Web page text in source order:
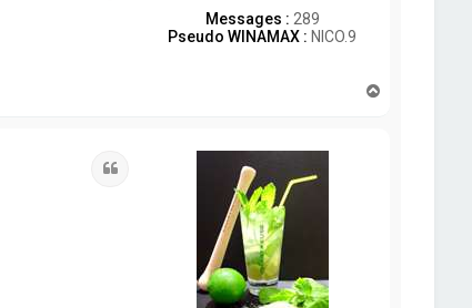
Messages : 289
Pseudo WINAMAX : NICO.9